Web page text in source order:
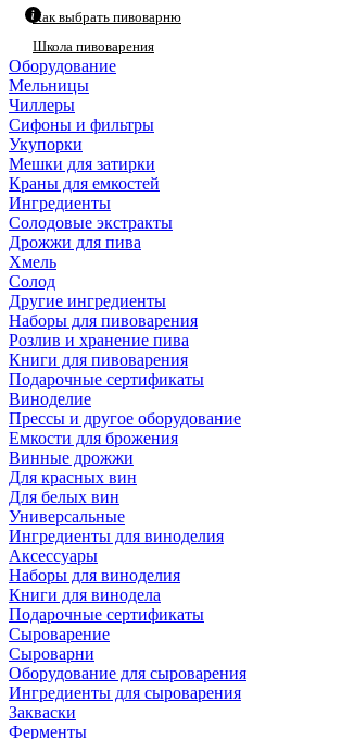
Как выбрать пивоварню
Школа пивоварения
Оборудование
Мельницы
Чиллеры
Сифоны и фильтры
Укупорки
Мешки для затирки
Краны для емкостей
Ингредиенты
Солодовые экстракты
Дрожжи для пива
Хмель
Солод
Другие ингредиенты
Наборы для пивоварения
Розлив и хранение пива
Книги для пивоварения
Подарочные сертификаты
Виноделие
Прессы и другое оборудование
Емкости для брожения
Винные дрожжи
Для красных вин
Для белых вин
Универсальные
Ингредиенты для виноделия
Аксессуары
Наборы для виноделия
Книги для винодела
Подарочные сертификаты
Сыроварение
Сыроварни
Оборудование для сыроварения
Ингредиенты для сыроварения
Закваски
Ферменты